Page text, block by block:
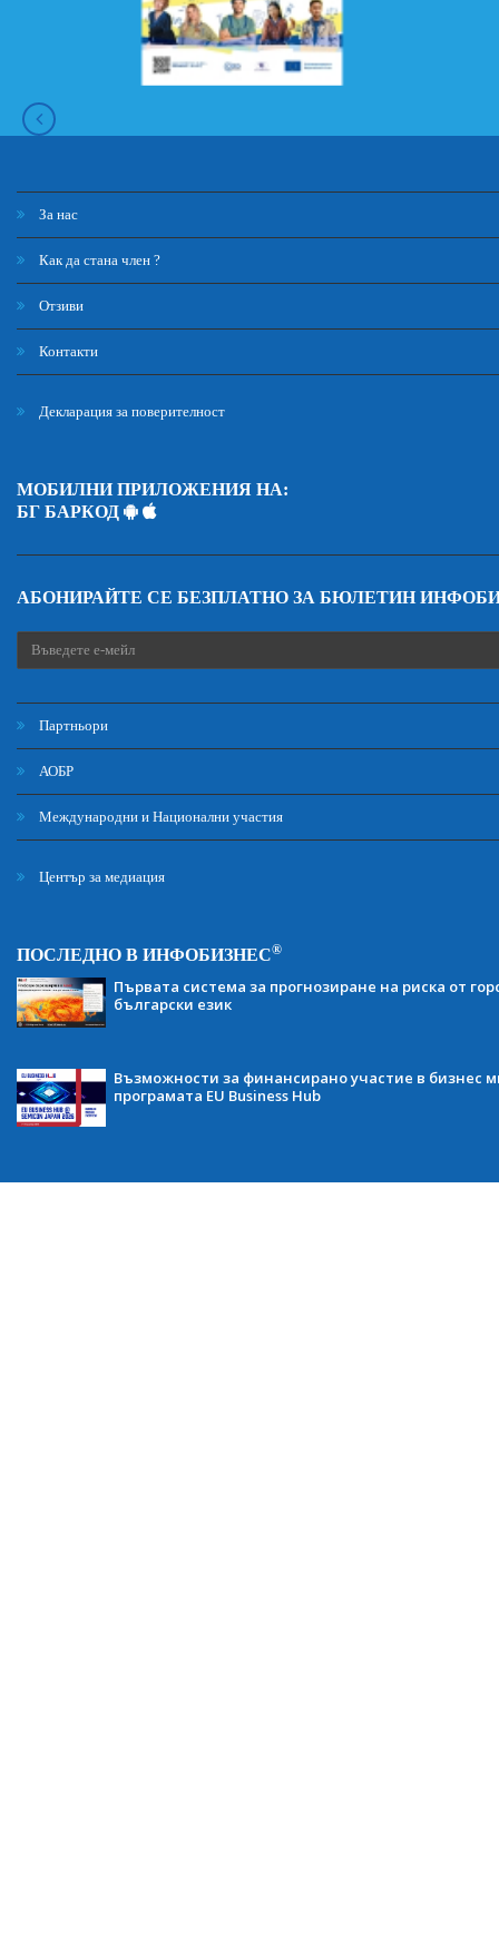
За нас
Как да стана член ?
Отзиви
Контакти
Декларация за поверителност
МОБИЛНИ ПРИЛОЖЕНИЯ НА:
БГ БАРКОД
АБОНИРАЙТЕ СЕ БЕЗПЛАТНО ЗА БЮЛЕТИН
Партньори
АОБР
Международни и Национални участия
Център за медиация
ПОСЛЕДНО В ИНФОБИЗНЕС®
Първата система за прогнозиране на риска от
български език
Възможности за финансирано участие в бизнес
програмата EU Business Hub